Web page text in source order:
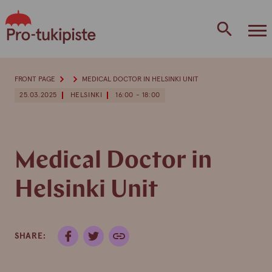
to
content
25.03.2025 HELSINKI 16:00 - 18:00
Medical Doctor in
Helsinki Unit
SHARE:
FRONT PAGE MEDICAL DOCTOR IN HELSINKI UNIT